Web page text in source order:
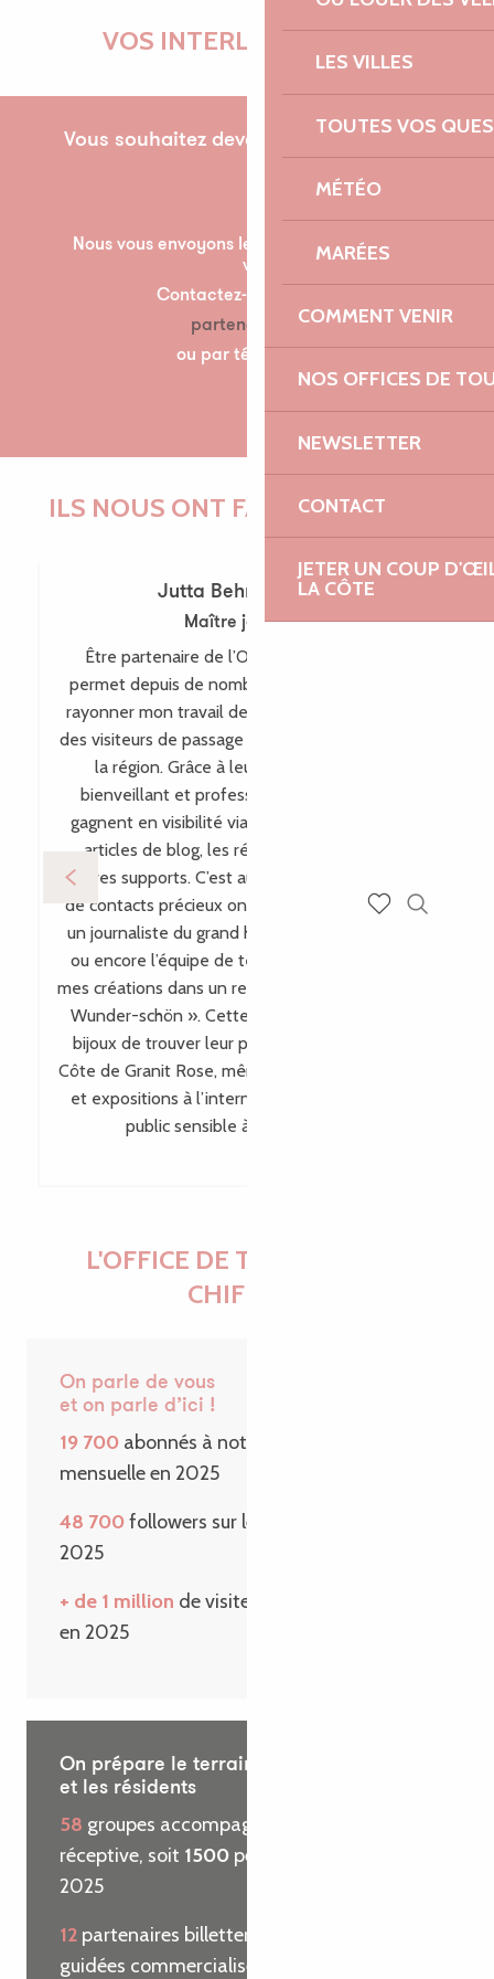
LES VILLES
TOUTES VOS
MÉTÉO
MARÉES
COMMENT VENIR
NOS OFFICES DE
NEWSLETTER
CONTACT
JETER UN COUP
LA CÔTE
VOS INTERLOCUTRICES
Vous souhaitez devenir partenaire pour la
première fois ?
Nous vous envoyons les documents nécessaire à
votre partenariat par mail.
Contactez-nous à l’adresse suivante :
partenariats@lannion-tregor.com
ou par téléphone au 07 86 04 60 30
ILS NOUS ONT FAIT CONFIANCE !
Jutta Behr-Schaeidt
Maître joaillière
Être partenaire de l’Office de Tourisme me
permet depuis de nombreuses années de faire
rayonner mon travail de maître-joaillière auprès
des visiteurs de passage comme des habitants de
la région. Grâce à leur accompagnement
bienveillant et professionnel, mes créations
gagnent en visibilité via leur site internet, leurs
articles de blog, les réseaux sociaux et bien
d’autres supports. C’est aussi par ce biais que plein
de contacts précieux ont vu le jour, comme avec
un journaliste du grand hebdomadaire allemand
ou encore l’équipe de télévision WDR, incluant
mes créations dans un reportage pour l’émission «
Wunder-schön ». Cette visibilité permet à mes
bijoux de trouver leur place bien au-delà de la
Côte de Granit Rose, même en dehors des salons
et expositions à l’international, en touchant un
public sensible à leur singularité.
L'OFFICE DE TOURISME EN
CHIFFRES
On parle de vous
et on parle d’ici !
19 700 abonnés à notre Newsletter
mensuelle en 2025
48 700followers sur les réseaux sociaux en
2025
+ de 1 million de visiteurs sur le site internet
en 2025
On prépare le terrain pour les visiteurs
et les résidents
58 groupes accompagnés par l’agence
réceptive, soit 1500 personnes reçues en
2025
12 partenaires billetterie et
guidées commercialisées pour le compte